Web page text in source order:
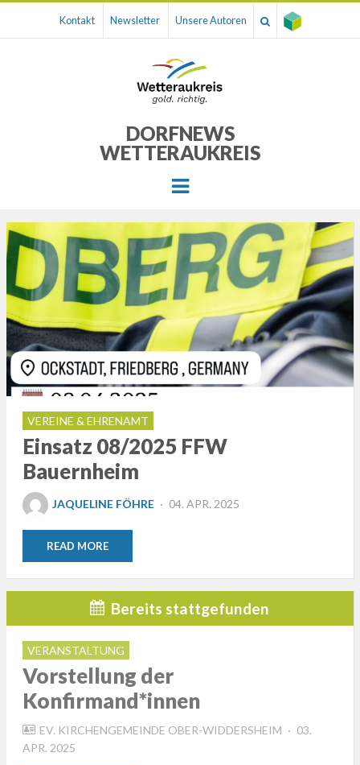
Kontakt Newsletter Unsere Autoren
DORFNEWS
WETTERAUKREIS
Menu
VEREINE & EHRENAMT
Einsatz 08/2025 FFW
Bauernheim
JAQUELINE FÖHRE
POSTED
04. APR. 2025
READ MORE
Bereits stattgefunden
VERANSTALTUNG
Vorstellung der
Konfirmand*innen
EV. KIRCHENGEMEINDE OBER-WIDDERSHEIM
POSTED
03.
APR. 2025